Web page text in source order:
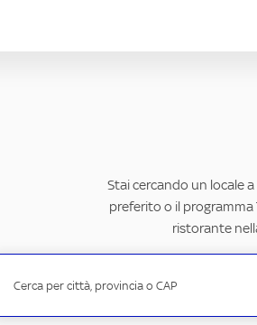
Stai cercando un locale
preferito o il programma
ristorante